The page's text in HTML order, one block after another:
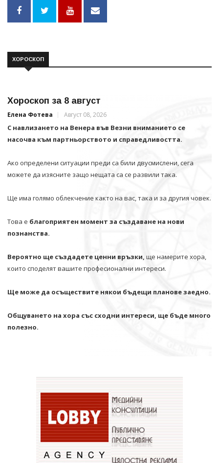
ХОРОСКОП
Хороскоп за 8 август
Елена Фотева Август 08, 2026
С навлизането на Венера във Везни вниманието се
насочва към партньорството и справедливостта.
Ако определени ситуации преди са били двусмислени, сега
можете да изясните защо нещата са се развили така.
Ще има голямо облекчение както на вас, така и за другия човек.
Това е благоприятен момент за създаване на нови
познанства.
Вероятно ще създадете ценни връзки, ще намерите хора,
които споделят вашите професионални интереси.
Ще може да осъществите някои бъдещи планове заедно.
Общуването на хора със сходни интереси, ще бъде много
полезно.